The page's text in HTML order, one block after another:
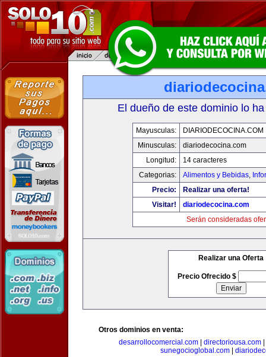
El dueño de este dominio lo
Mayusculas:
DIARIODECOCINA.COM
Minusculas:
diariodecocina.com
Longitud:
14 caracteres
Categorias:
Alimentos y Bebidas,
Precio:
Realizar una oferta!
Visitar!
diariodecocina.com
Serán consideradas
Realizar una Oferta
Precio Ofrecido $
Otros dominios en venta:
desarrollocomercial.com
directoriousa.com
sunegocioglobal.com|